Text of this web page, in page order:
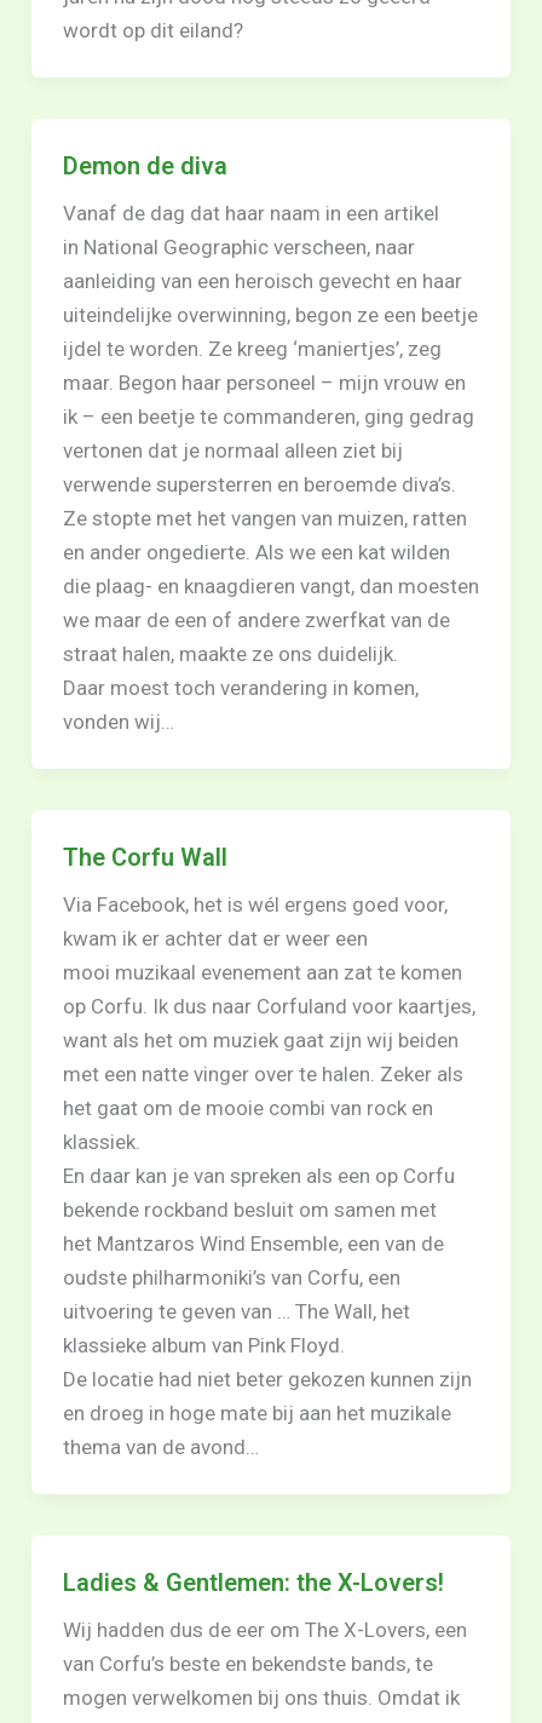
wordt op dit eiland?
Demon de diva
Vanaf de dag dat haar naam in een artikel
in National Geographic verscheen, naar
aanleiding van een heroisch gevecht en haar
uiteindelijke overwinning, begon ze een beetje
ijdel te worden. Ze kreeg ‘maniertjes’, zeg
maar. Begon haar personeel – mijn vrouw en
ik – een beetje te commanderen, ging gedrag
vertonen dat je normaal alleen ziet bij
verwende supersterren en beroemde diva’s.
Ze stopte met het vangen van muizen, ratten
en ander ongedierte. Als we een kat wilden
die plaag- en knaagdieren vangt, dan moesten
we maar de een of andere zwerfkat van de
straat halen, maakte ze ons duidelijk.
Daar moest toch verandering in komen,
vonden wij…
The Corfu Wall
Via Facebook, het is wél ergens goed voor,
kwam ik er achter dat er weer een
mooi muzikaal evenement aan zat te komen
op Corfu. Ik dus naar Corfuland voor kaartjes,
want als het om muziek gaat zijn wij beiden
met een natte vinger over te halen. Zeker als
het gaat om de mooie combi van rock en
klassiek.
En daar kan je van spreken als een op Corfu
bekende rockband besluit om samen met
het Mantzaros Wind Ensemble, een van de
oudste philharmoniki’s van Corfu, een
uitvoering te geven van … The Wall, het
klassieke album van Pink Floyd.
De locatie had niet beter gekozen kunnen zijn
en droeg in hoge mate bij aan het muzikale
thema van de avond…
Ladies & Gentlemen: the X-Lovers!
Wij hadden dus de eer om The X-Lovers, een
van Corfu’s beste en bekendste bands, te
mogen verwelkomen bij ons thuis. Omdat ik